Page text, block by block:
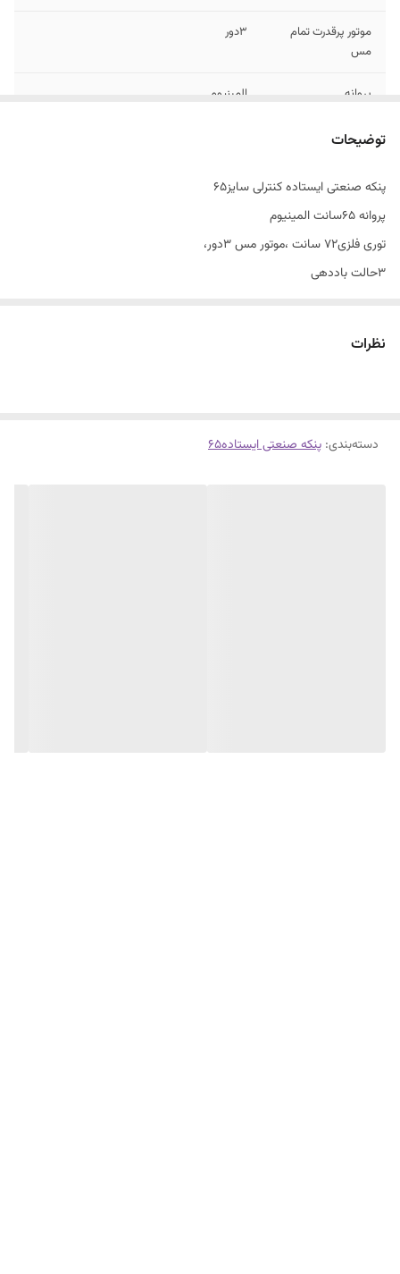
موتور پرقدرت تمام
مس
۳دور
پروانه المینیوم
توضیحات
پنکه صنعتی ایستاده کنترلی سایز۶۵
پروانه ۶۵سانت المینیوم
توری فلزی۷۲ سانت ،موتور مس ۳دور،
۳حالت باددهی
نظرات
دسته‌بندی: پنکه صنعتی ایستاده۶۵